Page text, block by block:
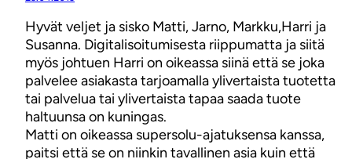
Hyvät veljet ja sisko Matti, Jarno, Markku,Harri ja
Susanna. Digitalisoitumisesta riippumatta ja siitä
myös johtuen Harri on oikeassa siinä että se joka
palvelee asiakasta tarjoamalla ylivertaista tuotetta
tai palvelua tai ylivertaista tapaa saada tuote
haltuunsa on kuningas.
Matti on oikeassa supersolu-ajatuksensa kanssa,
paitsi että se on niinkin tavallinen asia kuin että